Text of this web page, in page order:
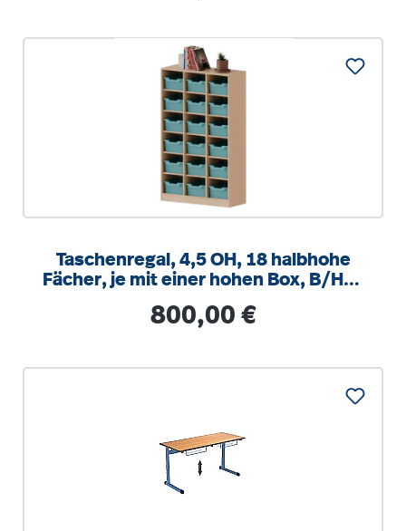
Taschenregal, 4,5 OH, 18 halbhohe
Fächer, je mit einer hohen Box, B/H/T
Regulärer Preis:
800,00 €